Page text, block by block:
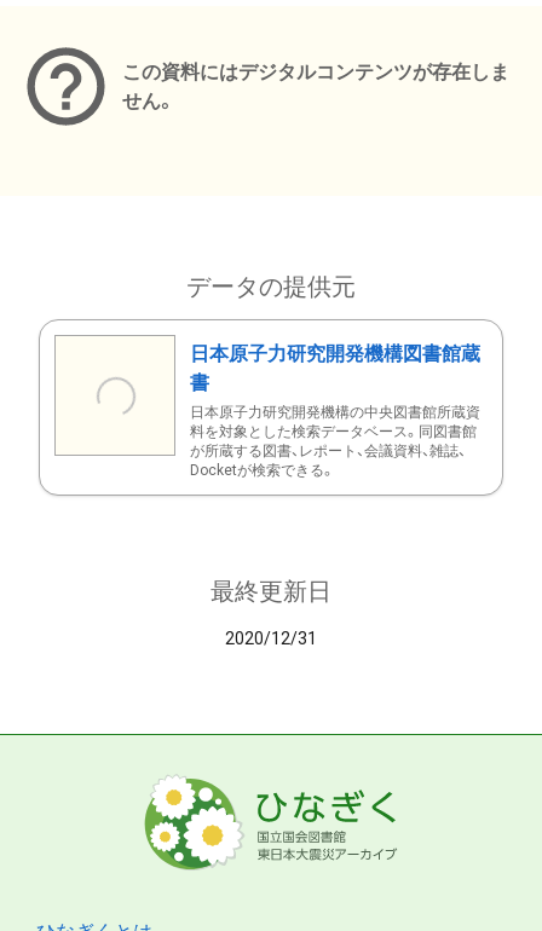
この資料にはデジタルコンテンツが存在しま
せん。
データの提供元
日本原子力研究開発機構図書館蔵
書
日本原子力研究開発機構の中央図書館所蔵資
料を対象とした検索データベース。同図書館
が所蔵する図書、レポート、会議資料、雑誌、
Docketが検索できる。
最終更新日
2020/12/31